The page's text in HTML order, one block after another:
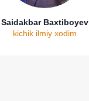
Saidakbar Baxtiboyev
kichik ilmiy xodim